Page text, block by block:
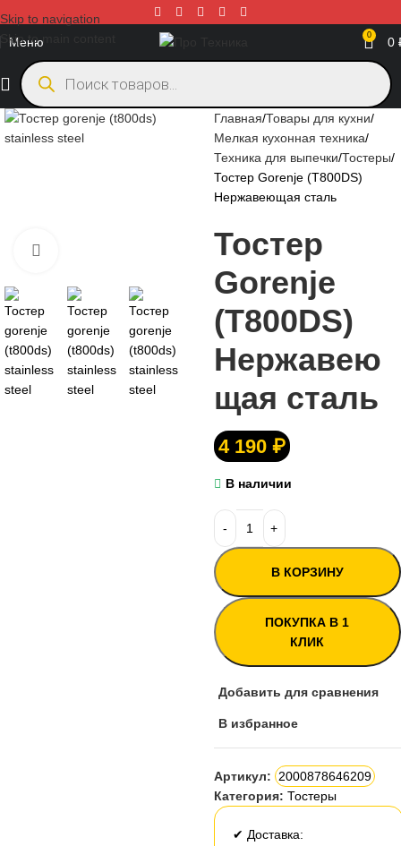
Skip to navigation
Skip to main content
Меню 0 0
Главная Товары для кухни
Мелкая кухонная техника
Техника для выпечки Тостеры
Тостер Gorenje (T800DS)
Нержавеющая сталь
Тостер
Gorenje
(T800DS)
Нержавею
щая сталь
4 190 ₽
В наличии
В КОРЗИНУ
ПОКУПКА В 1
КЛИК
Добавить для сравнения
В избранное
Артикул:
2000878646209
Категория: Тостеры
✔ Доставка: